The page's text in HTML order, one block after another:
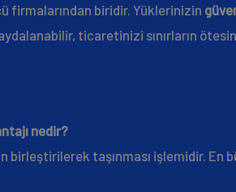
firmalarından biridir. Yüklerinizin
ticaretinizi sınırların
nedir?
birleştirilerek taşınması işlemidir.